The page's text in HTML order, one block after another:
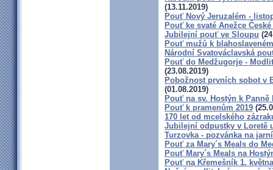
(13.11.2019)
Pouť Nový Jeruzalém -
Pouť ke svaté Anežce
Jubilejní pouť ve Sloupu
Pouť mužů k
Národní Svatováclavská
Pouť do Medžugorje -
(23.08.2019)
Pobožnost prvních sobot v
(01.08.2019)
Pouť na sv. Hostýn k Panně
Pouť k pramenům 2019
170 let od mcelského
Jubilejní odpustky v Loretě
Turzovka - pozvánka na
Pouť za Mary´s Meals do
Pouť Mary´s Meals na
Pouť na Křemešník 1.